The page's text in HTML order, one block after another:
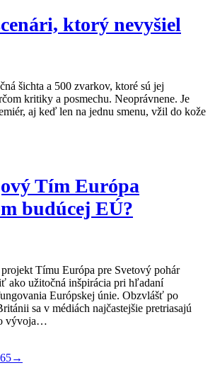
ktorý nevyšiel
šichta a 500 zvarkov, ktoré sú jej
kritiky a posmechu. Neoprávnene. Je
aj keď len na jednu smenu, vžil do kože
Tím Európa
budúcej EÚ?
Tímu Európa pre Svetový pohár
ako užitočná inšpirácia pri hľadaní
Európskej únie. Obzvlášť po
sa v médiách najčastejšie pretriasajú
vývoja…
65→